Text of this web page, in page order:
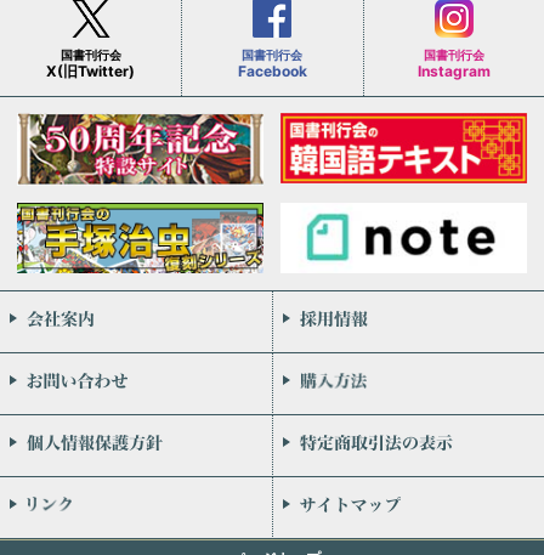
国書刊行会
X(旧Twitter)
国書刊行会
Facebook
国書刊行会
Instagram
会社案内
お問い合わせ
個人情報保護方針
リンク